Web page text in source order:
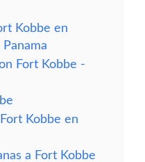
Kobbe en
Fort Kobbe -
Kobbe en
a Fort Kobbe